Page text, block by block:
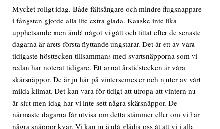
Mycket roligt idag. Både fältsångare och mindre flugsnappare
i fångsten gjorde alla lite extra glada. Kanske inte lika
upphetsande men ändå något vi gått och tittat efter de senaste
dagarna är årets första flyttande ungstarar. Det är ett av våra
tidigaste hösttecken tillsammans med svartsnäpporna som vi
redan har noterat tidigare. Ett annat årstidstecken är våra
skärsnäppor. De är ju här på vintersemester och njuter av vårt
milda klimat. Det kan vara för tidigt att utropa att vintern nu
är slut men idag har vi inte sett några skärsnäppor. De
närmaste dagarna får utvisa om detta stämmer eller om vi har
några snäppor kvar. Vi kan ju ändå glädja oss åt att vi i alla